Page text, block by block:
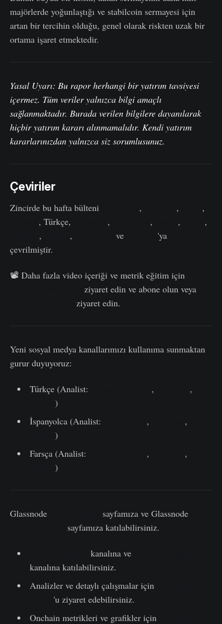
majörlerde yoğunlaştığı ve stabilcoin sermayesi için
artan bir tercihin olduğu, genel olarak riskten uzak bir
ortama işaret etmektedir.
Yasal Uyarı: Bu rapor herhangi bir yatırım tavsiyesi
içermez. Tüm veriler yalnızca bilgi amaçlı
sağlanmaktadır. Burada verilen bilgilere dayanılarak
hiçbir yatırım kararı alınmamalıdır. Kendi yatırım
kararlarınızdan yalnızca siz sorumlusunuz.
Çeviriler
Zincirde bu hafta bülteni , ,
,
, Türkçe, , , ,
,
, , ve
'ya
çevrilmiştir.
📽️ Daha fazla video içeriği ve metrik eğitim için
ziyaret edin ve abone olun veya
ziyaret edin.
Yeni sosyal medya kanallarımızı kullanıma sunmaktan
gurur duyuyoruz:
Türkçe (Analist: ,
,
)
İspanyolca (Analist:
,
,
)
Farsça (Analist:
,
,
)
Glassnode
sayfamıza ve Glassnode
sayfamıza katılabilirsiniz.
kanalına ve
kanalına katılabilirsiniz.
Analizler ve detaylı çalışmalar için
'u ziyaret edebilirsiniz.
Onchain metrikleri ve grafikler için